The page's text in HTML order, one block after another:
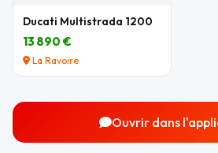
Ducati Multistrada 1200
13 890 €
La Ravoire
Ouvrir dans